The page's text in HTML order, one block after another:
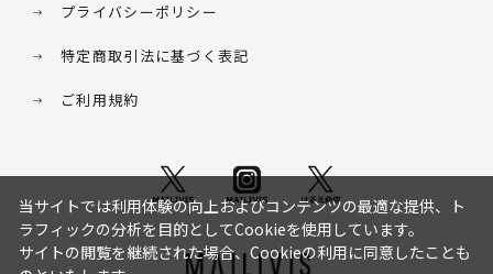
プライバシーポリシー
特定商取引法に基づく表記
ご利用規約
当サイトでは利用体験の向上およびコンテンツの最適な提供、ト
ラフィックの分析を目的としてCookieを使用しています。
サイトの閲覧を継続された場合、Cookieの利用に同意したことも